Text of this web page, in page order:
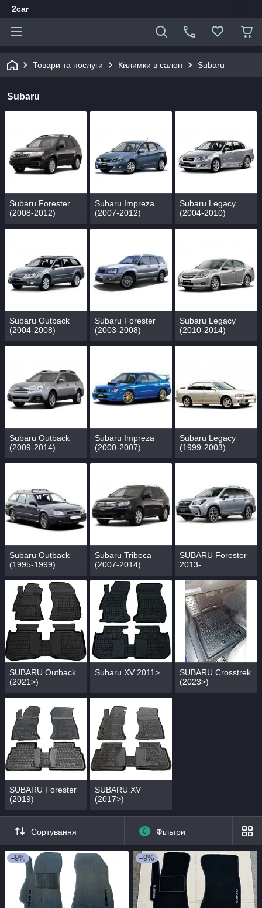
2car
Товари та послуги Килимки в салон Subaru
Subaru
Subaru Forester
(2008-2012)
Subaru Impreza
(2007-2012)
Subaru Legacy
(2004-2010)
Subaru Outback
(2004-2008)
Subaru Forester
(2003-2008)
Subaru Legacy
(2010-2014)
Subaru Outback
(2009-2014)
Subaru Impreza
(2000-2007)
Subaru Legacy
(1999-2003)
Subaru Outback
(1995-1999)
Subaru Tribeca
(2007-2014)
SUBARU Forester
2013-
SUBARU Outback
(2021>)
Subaru XV 2011>
SUBARU Crosstrek
(2023>)
SUBARU Forester
(2019)
SUBARU XV
(2017>)
Сортування 0 Фільтри
–9% –9%